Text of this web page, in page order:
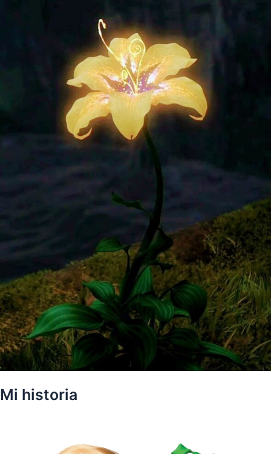
Mi historia